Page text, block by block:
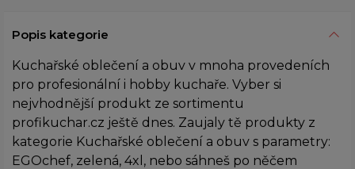
Popis kategorie
Kuchařské oblečení a obuv v mnoha provedeních
pro profesionální i hobby kuchaře. Vyber si
nejvhodnější produkt ze sortimentu
profikuchar.cz ještě dnes. Zaujaly tě produkty z
kategorie Kuchařské oblečení a obuv s parametry:
EGOchef, zelená, 4xl, nebo sáhneš po něčem